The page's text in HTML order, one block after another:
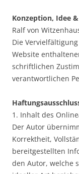
Konzeption, Idee
Ralf von
Die
Website
schriftlichen
verantwortlichen
1. Inhalt des
Der Autor
Korrektheit,
bereitgestellten
den Autor, welche